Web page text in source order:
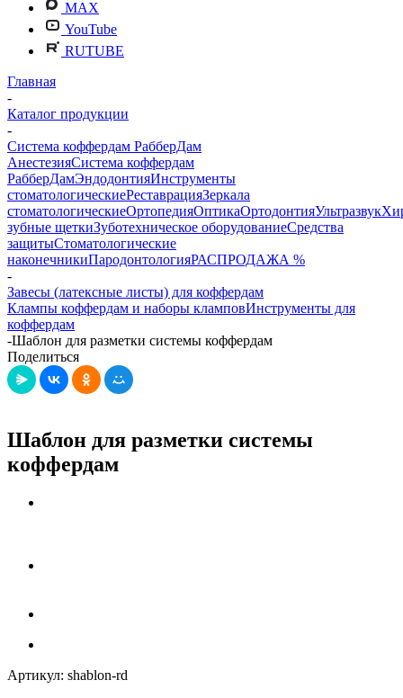
MAX
YouTube
RUTUBE
Главная
-
Каталог продукции
-
Система коффердам РабберДам
АнестезияСистема коффердам
РабберДамЭндодонтияИнструменты
стоматологическиеРеставрацияЗеркала
стоматологическиеОртопедияОптикаОртодонтияУльтразвук
зубные щеткиЗуботехническое оборудованиеСредства
защитыСтоматологические
наконечникиПародонтологияРАСПРОДАЖА %
-
Завесы (латексные листы) для коффердам
Клампы коффердам и наборы кламповИнструменты для
коффердам
-Шаблон для разметки системы коффердам
Поделиться
Шаблон для разметки системы
коффердам
Артикул: shablon-rd